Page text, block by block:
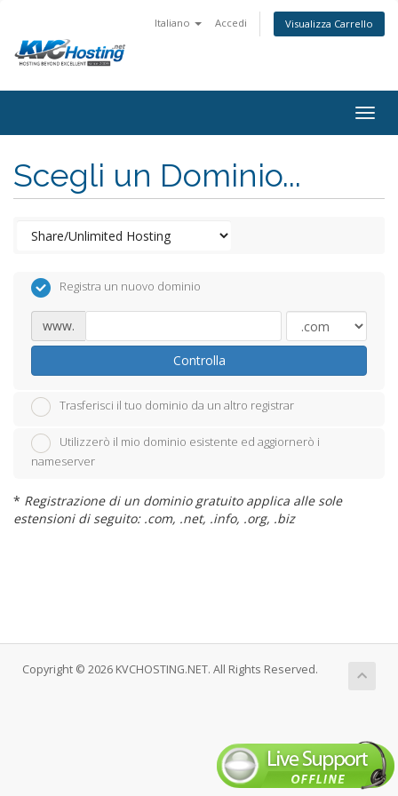
Italiano Accedi Visualizza Carrello
Scegli un Dominio...
Registra un nuovo dominio
www.
Controlla
Trasferisci il tuo dominio da un altro registrar
Utilizzerò il mio dominio esistente ed aggiornerò i
nameserver
* Registrazione di un dominio gratuito applica alle sole
estensioni di seguito: .com, .net, .info, .org, .biz
Copyright © 2026 KVCHOSTING.NET. All Rights Reserved.